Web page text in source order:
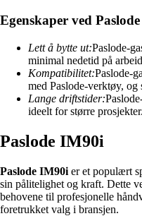
Egenskaper ved Paslode
Lett å bytte ut:Paslode-
minimal nedetid på
Kompatibilitet:Paslode-
med Paslode-verktøy,
Lange driftstider:
ideelt for større prosjekter.
Paslode IM90i
Paslode IM90i er et populært
sin pålitelighet og kraft. Dette
behovene til profesjonelle
foretrukket valg i bransjen.